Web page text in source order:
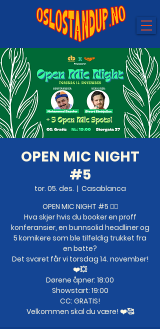
OPEN MIC NIGHT
#5
tor. 05. des.
  |
Casablanca
OPEN MIC NIGHT #5 ❤️‍🔥
Hva skjer hvis du booker en proff
konferansier, en bunnsolid headliner og
5 komikere som ble tilfeldig trukket fra
en bøtte?
Det svaret får vi torsdag 14. november!
❤️💥
Dørene åpner: 18:00
Showstart: 19:00
CC: GRATIS!
Velkommen skal du være! ❤️🥰